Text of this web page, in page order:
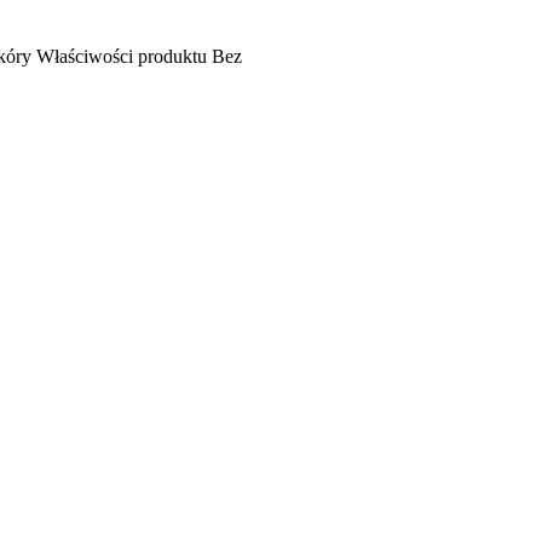
Właściwości produktu Bez